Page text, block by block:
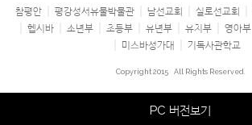
참평안 평강성서유물박물관 남선교회 실로선교회
헵시바
소년부 초등부 유년부 유치부 영아부
미스바성가대
기독사관학교
Copyright 2015 All Rights Reserved.
PC 버전보기